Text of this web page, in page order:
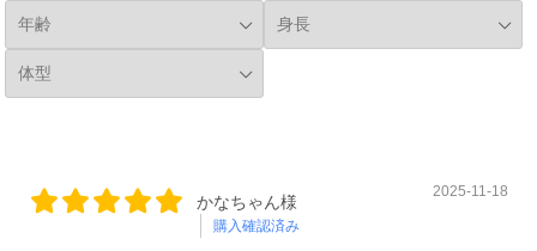
かなちゃん様
購入確認済み
2025-11-18